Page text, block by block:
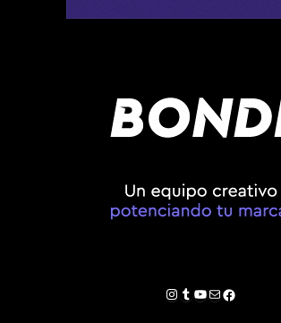
Instagram
Tumblr
YouTube
Correo electrónico
Facebook